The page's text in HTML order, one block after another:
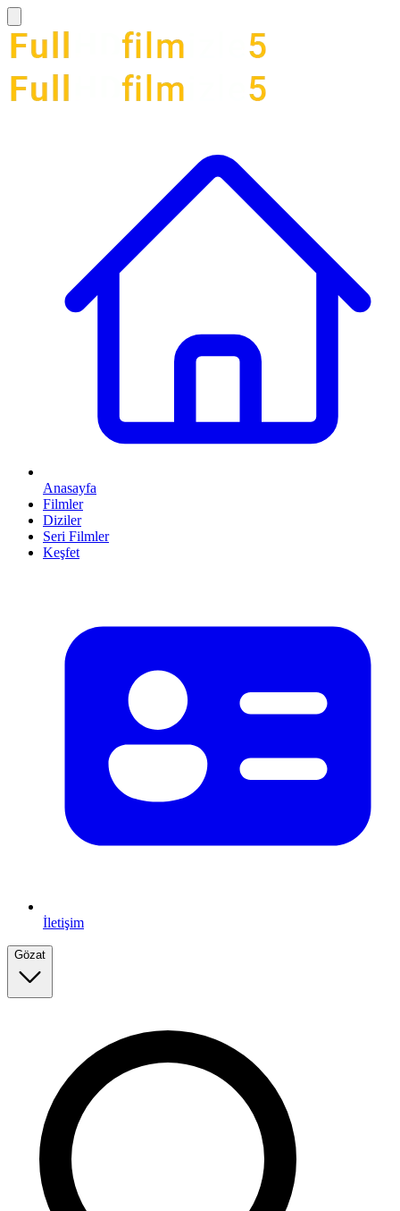
Anasayfa
Filmler
Diziler
Seri Filmler
Keşfet
İletişim
Gözat